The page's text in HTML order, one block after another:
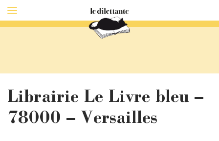
Librairie Le Livre bleu –
78000 – Versailles